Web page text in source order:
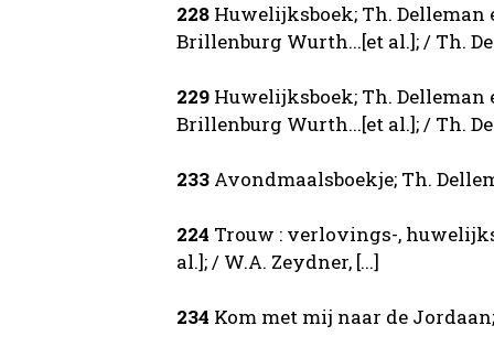
228 Huwelijksboek; Th. Delleman
Brillenburg Wurth...[et al.]; / Th.
229 Huwelijksboek; Th. Delleman
Brillenburg Wurth...[et al.]; / Th.
233 Avondmaalsboekje; Th.
224 Trouw : verlovings-,
al.]; / W.A. Zeydner, [...]
234 Kom met mij naar de